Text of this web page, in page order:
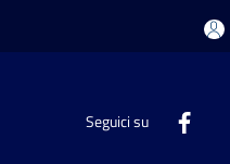
Seguici su